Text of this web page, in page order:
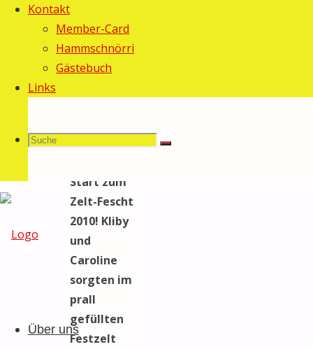
Kontakt
Member-Card
Hammschnörri
Gästebuch
Links
Suche
Suchen
Suche
Guggemusig
Lömpe
springenÜber uns
Allgemein/
Fasnacht
2010
Vollauf
Start zum
Zelt-Fescht
2010! Kliby
und
Caroline
sorgten im
prall
gefüllten
Festzelt